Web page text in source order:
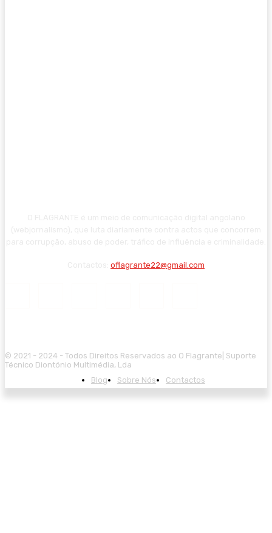
oflagrante22@gmail.com
© 2021 - 2024 - Todos Direitos Reservados ao O Flagrante| Suporte
Técnico Diontónio Multimédia, Lda
Blog
Sobre Nós Contactos